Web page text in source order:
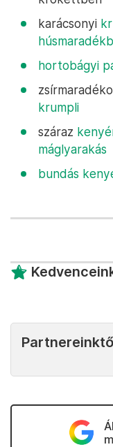
karácsonyi
hortobágyi
krumpli
száraz
máglyarakás
bundás